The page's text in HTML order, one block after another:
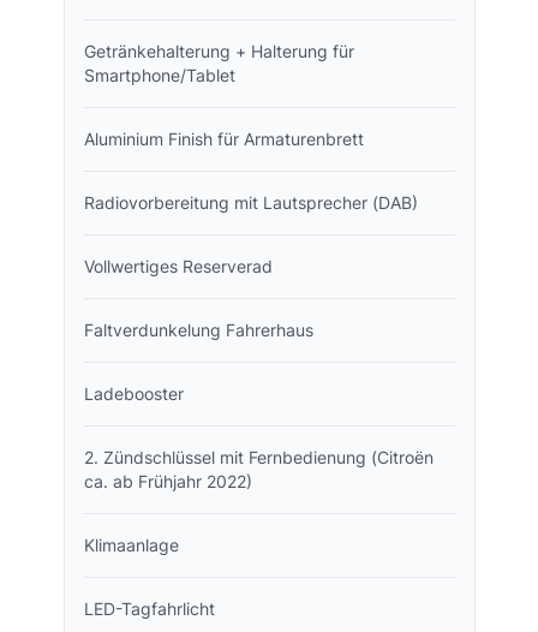
Getränkehalterung + Halterung für
Smartphone/Tablet
Aluminium Finish für Armaturenbrett
Radiovorbereitung mit Lautsprecher (DAB)
Vollwertiges Reserverad
Faltverdunkelung Fahrerhaus
Ladebooster
2. Zündschlüssel mit Fernbedienung (Citroën
ca. ab Frühjahr 2022)
Klimaanlage
LED-Tagfahrlicht